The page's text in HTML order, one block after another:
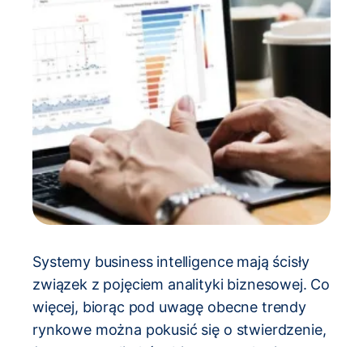
Systemy business intelligence mają ścisły
związek z pojęciem analityki biznesowej. Co
więcej, biorąc pod uwagę obecne trendy
rynkowe można pokusić się o stwierdzenie,